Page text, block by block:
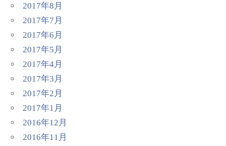
2017年8月
2017年7月
2017年6月
2017年5月
2017年4月
2017年3月
2017年2月
2017年1月
2016年12月
2016年11月